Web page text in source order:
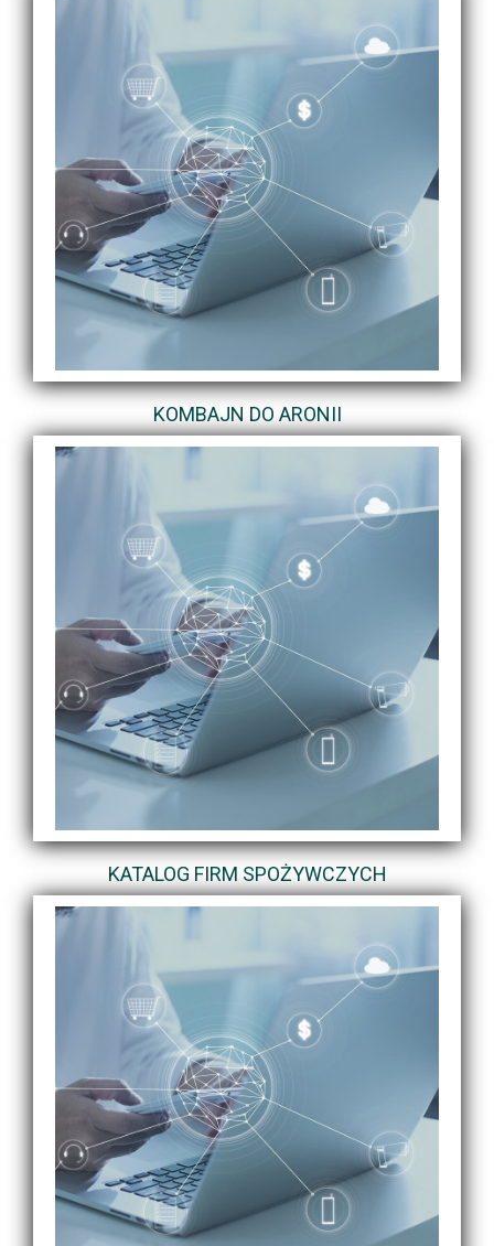
KOMBAJN DO ARONII
KATALOG FIRM SPOŻYWCZYCH